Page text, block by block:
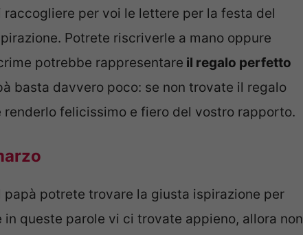
per voi le lettere per la festa del
Potrete riscriverle a mano oppure
potrebbe rappresentare il regalo perfetto
basta davvero poco: se non trovate il regalo
felicissimo e fiero del vostro rapporto.
potrete trovare la giusta ispirazione per
queste parole vi ci trovate appieno, allora non